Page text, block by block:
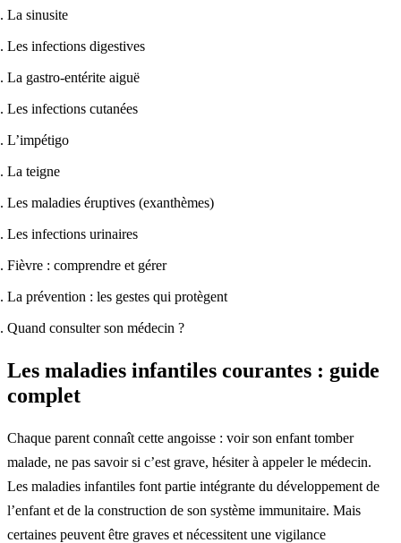
La sinusite
Les infections digestives
La gastro-entérite aiguë
Les infections cutanées
L’impétigo
La teigne
Les maladies éruptives (exanthèmes)
Les infections urinaires
Fièvre : comprendre et gérer
La prévention : les gestes qui protègent
Quand consulter son médecin ?
Les maladies infantiles courantes : guide
complet
Chaque parent connaît cette angoisse : voir son enfant tomber
malade, ne pas savoir si c’est grave, hésiter à appeler le médecin.
Les maladies infantiles font partie intégrante du développement de
l’enfant et de la construction de son système immunitaire. Mais
certaines peuvent être graves et nécessitent une vigilance